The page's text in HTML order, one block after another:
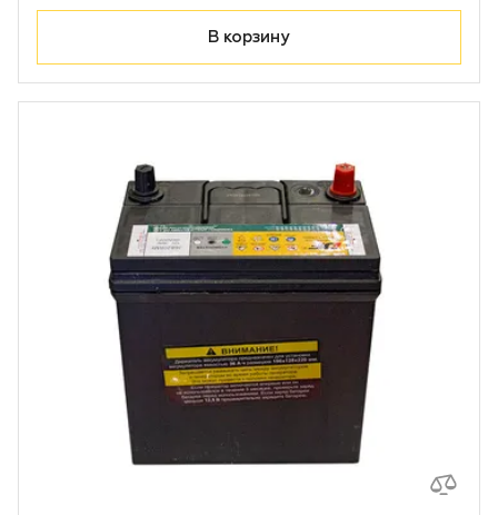
Лодочные моторы Toyama
Высоторезы
В корзину